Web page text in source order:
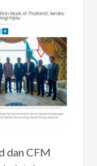
dan CFM